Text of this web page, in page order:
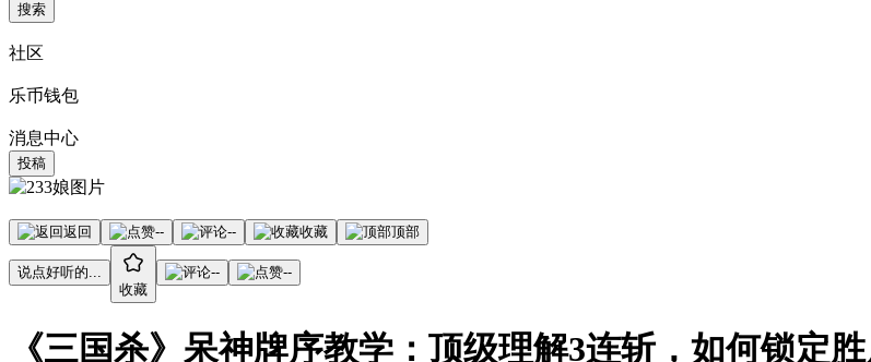
搜索
社区
乐币钱包
消息中心
投稿
返回 -- -- 收藏 顶部
说点好听的...
收藏
-- --
《三国杀》呆神牌序教学：顶级理解3连斩，如何锁定胜